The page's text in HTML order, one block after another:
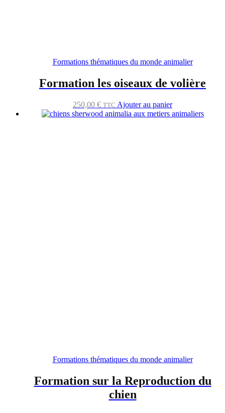
Formations thématiques du monde animalier
Formation les oiseaux de volière
250,00 € TTC Ajouter au panier
Formations thématiques du monde animalier
Formation sur la Reproduction du
chien